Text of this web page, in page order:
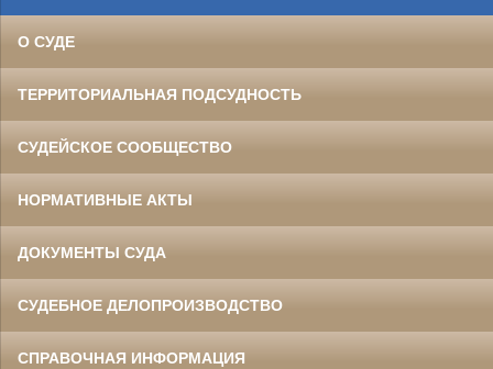
О СУДЕ
ТЕРРИТОРИАЛЬНАЯ ПОДСУДНОСТЬ
СУДЕЙСКОЕ СООБЩЕСТВО
НОРМАТИВНЫЕ АКТЫ
ДОКУМЕНТЫ СУДА
СУДЕБНОЕ ДЕЛОПРОИЗВОДСТВО
СПРАВОЧНАЯ ИНФОРМАЦИЯ